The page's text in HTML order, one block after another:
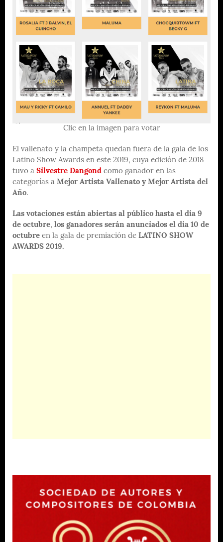
Clic en la imagen para votar
El vallenato y la champeta quedan fuera de la gala de los
Latino Show Awards en este 2019, cuya edición de 2018
tuvo a Silvestre Dangond como ganador en las
categorías a Mejor Artista Vallenato y Mejor Artista del
Año.
Las votaciones están abiertas al público hasta el día 9
de octubre, los ganadores serán anunciados el día 10 de
octubre en la gala de premiación de LATINO SHOW
AWARDS 2019.